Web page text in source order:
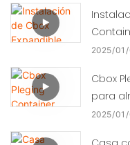
2025 01
Cbox
para
2025 01